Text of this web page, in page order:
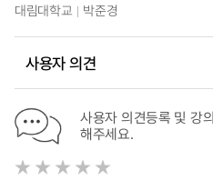
대림대학교 박준경
사용자 의견
사용자 의견등록 및 강
해주세요.